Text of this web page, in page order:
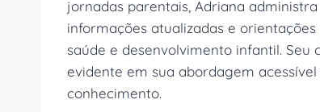
jornadas parentais, Adriana
informações atualizadas e
saúde e desenvolvimento infantil.
evidente em sua abordagem
conhecimento.